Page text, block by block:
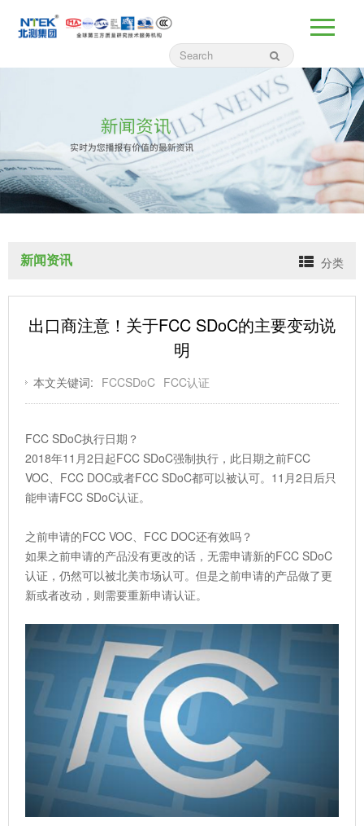
新闻资讯 分类
出口商注意！关于FCC SDoC的主要变动说
明
本文关键词: FCCSDoC FCC认证
FCC SDoC执行日期？
2018年11月2日起FCC SDoC强制执行，此日期之前FCC
VOC、FCC DOC或者FCC SDoC都可以被认可。11月2日后只
能申请FCC SDoC认证。
之前申请的FCC VOC、FCC DOC还有效吗？
如果之前申请的产品没有更改的话，无需申请新的FCC SDoC
认证，仍然可以被北美市场认可。但是之前申请的产品做了更
新或者改动，则需要重新申请认证。